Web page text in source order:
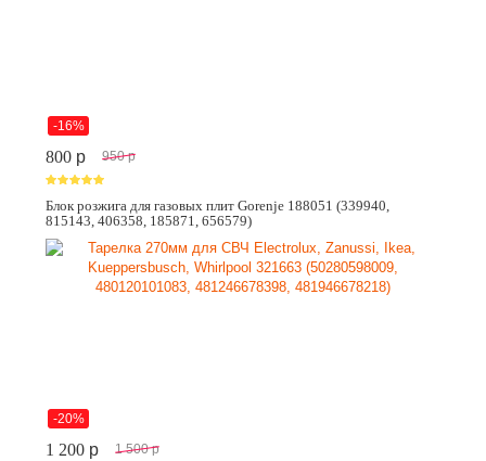
-16%
800 p 950 p
Блок розжига для газовых плит Gorenje 188051 (339940,
815143, 406358, 185871, 656579)
-20%
1 200 p 1 500 p